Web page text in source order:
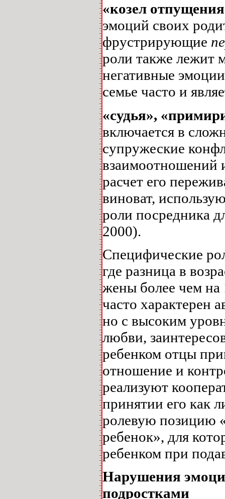
«козел
эмоций своих
фрустрирующие
роли также лежит
негативные
семье часто и
«судья»,
включается в
супружеские
взаимоотношений
расчет его
виноват,
роли посредника
2000).
Специфические
где разница в
жены более чем
часто характерен
но с высоким
любви,
ребенком отцы
отношение и
реализуют
принятии его как
ролевую позицию
ребенок», для
ребенком при
Нарушения
подростками